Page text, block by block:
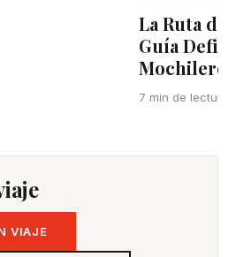
La Ruta
Guía
Mochilero
7 min de lectura
VIAJE